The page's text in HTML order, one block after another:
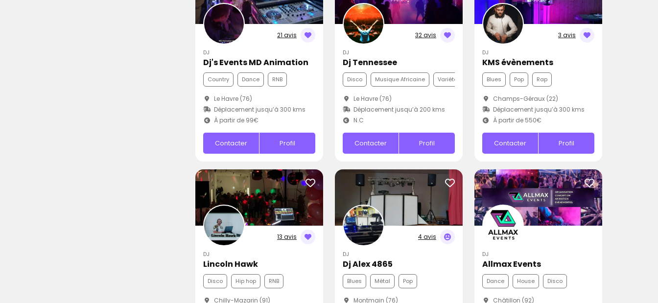
21 avis
DJ
Dj's Events MD Animation
Country Dance RNB
Le Havre (76)
Déplacement jusqu’à 300 kms
À partir de 99€
Contacter Profil
32 avis
DJ
Dj Tennessee
Disco Musique Africaine Variété Internationale
Le Havre (76)
Déplacement jusqu’à 200 kms
N.C
Contacter Profil
3 avis
DJ
KMS évènements
Blues Pop Rap
Champs-Géraux (22)
Déplacement jusqu’à 300 kms
À partir de 550€
Contacter Profil
13 avis
DJ
Lincoln Hawk
Disco Hip hop RNB
Chilly-Mazarin (91)
4 avis
DJ
Dj Alex 4865
Blues Métal Pop
Montmain (76)
DJ
Allmax Events
Dance House Disco
Châtillon (92)